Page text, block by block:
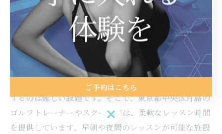
れ、スコアアップを目指す方にとって理想的な環境が整
っています。さらに、駅周辺の情報を活用して、訪れる
たびに新しい発見があるのも魅力の一つです。
ビジネスマン向けの柔軟なレッスン時間
忙しいビジネスマンにとって、ゴルフの練習時間を確保
するのは難しい課題です。そこで、東京都中央区月島の
ゴルフトレーナーやスクールでは、柔軟なレッスン時間
を提供しています。早朝や夜間のレッスンが可能な施設
ご予約はこちら
ご予約はこちら